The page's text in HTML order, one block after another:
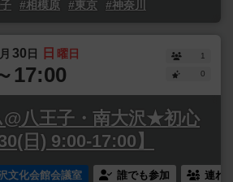
#相模原 #東京 #神奈川
月 30日 日 曜日
17:00
1
0
八王子・南大沢★初心
日) 9:00-17:00】
文化会館会議室 誰でも参加 連れ